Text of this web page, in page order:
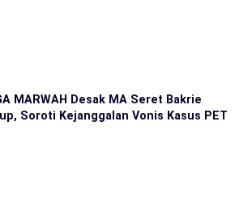
MARWAH Desak MA Seret Bakrie
Soroti Kejanggalan Vonis Kasus PET